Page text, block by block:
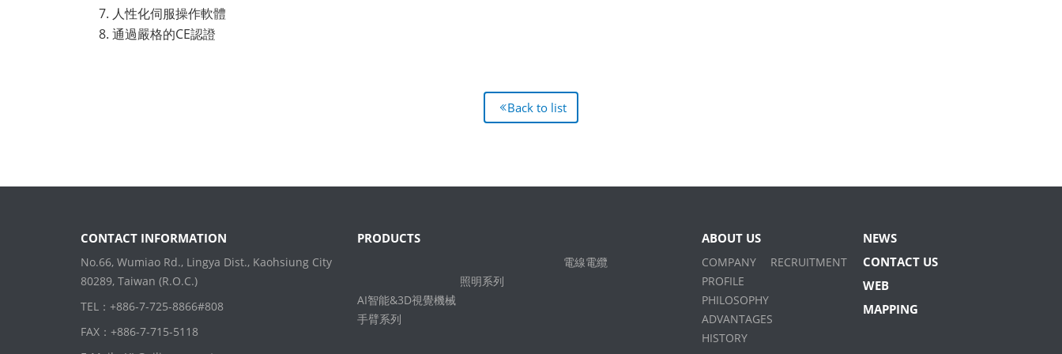
人性化伺服操作軟體
通過嚴格的CE認證
Back to list
CONTACT INFORMATION
No.66, Wumiao Rd., Lingya Dist., Kaohsiung City
80289, Taiwan (R.O.C.)
TEL：+886-7-725-8866#808
FAX：+886-7-715-5118
PRODUCTS
電線電纜
照明系列
AI智能&3D視覺機械
手臂系列
ABOUT US
COMPANY
PROFILE
PHILOSOPHY
ADVANTAGES
HISTORY
RECRUITMENT
NEWS
CONTACT US
WEB
MAPPING